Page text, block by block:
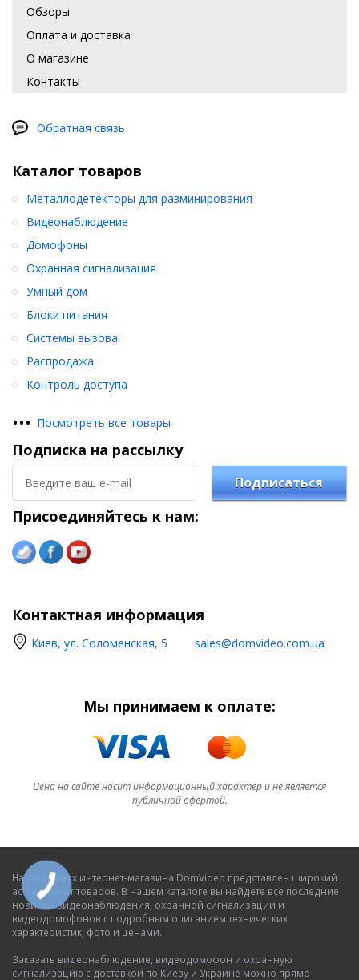
Обзоры
Оплата и доставка
О магазине
Контакты
Обратная связь
Каталог товаров
Металлодетекторы для разминирования
Видеонаблюдение
Домофоны
Охранная сигнализация
Умный дом
Блоки питания
Системы вызова
Распродажа
Контроль доступа
••• Посмотреть все товары
Подписка на рассылку
Подписаться
Присоединяйтесь к нам:
Контактная информация
Киев, ул. Соломенская, 5 sales@domvideo.com.ua
Мы принимаем к оплате:
Цена на сайте носит информационный характер и не является
публичной офертой.
На страницах интернет-магазина DomVideo представлен широкий
ассортимент товаров. В нашем каталоге вы найдете все последние
новинки видеонаблюдения, охранной сигнализации и
видеодомофонов с подробным описанием технических
характеристик, фото и ценами.
Заказать видеонаблюдение, видеодомофон и охранную
сигнализацию с доставкой по Киеву и Украине можно прямо